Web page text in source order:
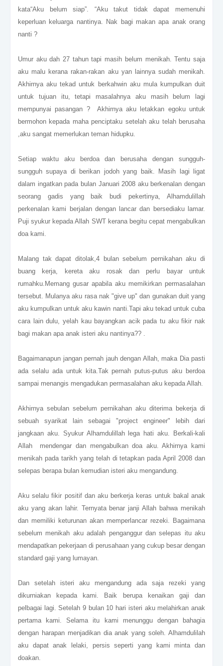
kata“Aku belum siap”. “Aku takut tidak dapat memenuhi
keperluan keluarga nantinya. Nak bagi makan apa anak orang
nanti ?
Umur aku dah 27 tahun tapi masih belum menikah. Tentu saja
aku malu kerana rakan-rakan aku yan lainnya sudah menikah.
Akhirnya aku tekad untuk berkahwin aku mula kumpulkan duit
untuk tujuan itu, tetapi masalahnya aku masih belum lagi
mempunyai pasangan ? Akhirnya aku letakkan egoku untuk
bermohon kepada maha penciptaku setelah aku telah berusaha
,aku sangat memerlukan teman hidupku.
Setiap waktu aku berdoa dan berusaha dengan sungguh-
sungguh supaya di berikan jodoh yang baik. Masih lagi ligat
dalam ingatkan pada bulan Januari 2008 aku berkenalan dengan
seorang gadis yang baik budi pekertinya, Alhamdulillah
perkenalan kami berjalan dengan lancar dan bersediaku lamar.
Puji syukur kepada Allah SWT kerana begitu cepat mengabulkan
doa kami.
Malang tak dapat ditolak,4 bulan sebelum pernikahan aku di
buang kerja, kereta aku rosak dan perlu bayar untuk
rumahku.Memang gusar apabila aku memikirkan permasalahan
tersebut. Mulanya aku rasa nak "give up" dan gunakan duit yang
aku kumpulkan untuk aku kawin nanti.Tapi aku tekad untuk cuba
cara lain dulu, yelah kau bayangkan acik pada tu aku fikir nak
bagi makan apa anak isteri aku nantinya?? .
Bagaimanapun jangan pernah jauh dengan Allah, maka Dia pasti
ada selalu ada untuk kita.Tak pernah putus-putus aku berdoa
sampai menangis mengadukan permasalahan aku kepada Allah.
Akhirnya sebulan sebelum pernikahan aku diterima bekerja di
sebuah syarikat lain sebagai "project engineer" lebih dari
jangkaan aku. Syukur Alhamdulillah lega hati aku. Berkali-kali
Allah mendengar dan mengabulkan doa aku. Akhirnya kami
menikah pada tarikh yang telah di tetapkan pada April 2008 dan
selepas berapa bulan kemudian isteri aku mengandung.
Aku selalu fikir positif dan aku berkerja keras untuk bakal anak
aku yang akan lahir. Ternyata benar janji Allah bahwa menikah
dan memiliki keturunan akan memperlancar rezeki. Bagaimana
sebelum menikah aku adalah penganggur dan selepas itu aku
mendapatkan pekerjaan di perusahaan yang cukup besar dengan
standard gaji yang lumayan.
Dan setelah isteri aku mengandung ada saja rezeki yang
dikurniakan kepada kami. Baik berupa kenaikan gaji dan
pelbagai lagi. Setelah 9 bulan 10 hari isteri aku melahirkan anak
pertama kami. Selama itu kami menunggu dengan bahagia
dengan harapan menjadikan dia anak yang soleh. Alhamdulilah
aku dapat anak lelaki, persis seperti yang kami minta dan
doakan.